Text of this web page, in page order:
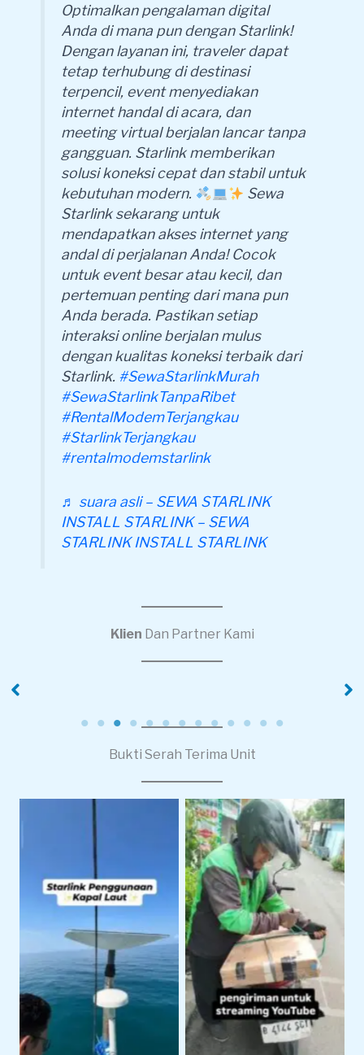
Optimalkan pengalaman digital
Anda di mana pun dengan Starlink!
Dengan layanan ini, traveler dapat
tetap terhubung di destinasi
terpencil, event menyediakan
internet handal di acara, dan
meeting virtual berjalan lancar tanpa
gangguan. Starlink memberikan
solusi koneksi cepat dan stabil untuk
kebutuhan modern.
Sewa
Starlink sekarang untuk
mendapatkan akses internet yang
andal di perjalanan Anda! Cocok
untuk event besar atau kecil, dan
pertemuan penting dari mana pun
Anda berada. Pastikan setiap
interaksi online berjalan mulus
dengan kualitas koneksi terbaik dari
Starlink. #SewaStarlinkMurah
#SewaStarlinkTanpaRibet
#RentalModemTerjangkau
#StarlinkTerjangkau
#rentalmodemstarlink
♬ suara asli – SEWA STARLINK
INSTALL STARLINK – SEWA
STARLINK INSTALL STARLINK
Klien Dan Partner Kami
Bukti Serah Terima Unit
Starlink Untuk
Operasional Pelayaran
Pengiriman Starlink
Untuk Live Streaming
dan Produksi Konten